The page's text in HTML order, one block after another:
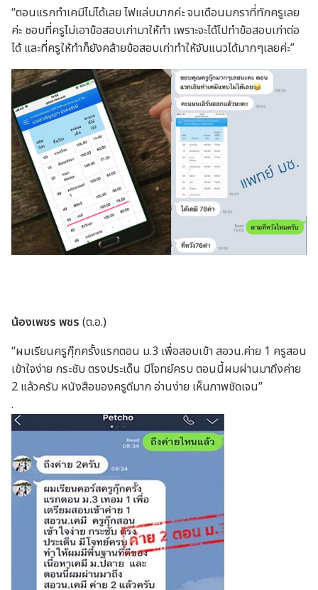
“ตอนแรกทำเคมีไม่ได้เลย ไฟแล่บมากค่ะ จนเดือนมกราที่ทักครูเลย
ค่ะ ชอบที่ครูไม่เอาข้อสอบเก่ามาให้ทำ เพราะจะได้ไปทำข้อสอบเก่าต่อ
ได้ และที่ครูให้ทำก็ยังคล้ายข้อสอบเก่าทำให้จับแนวได้มากๆเลยค่ะ”
น้องเพชร พชร (ต.อ.)
“ผมเรียนครูกุ๊กครั้งแรกตอน ม.3 เพื่อสอบเข้า สอวน.ค่าย 1 ครูสอน
เข้าใจง่าย กระชับ ตรงประเด็น มีโจทย์ครบ ตอนนี้ผมผ่านมาถึงค่าย
2 แล้วครับ หนังสือของครูดีมาก อ่านง่าย เห็นภาพชัดเจน”
.